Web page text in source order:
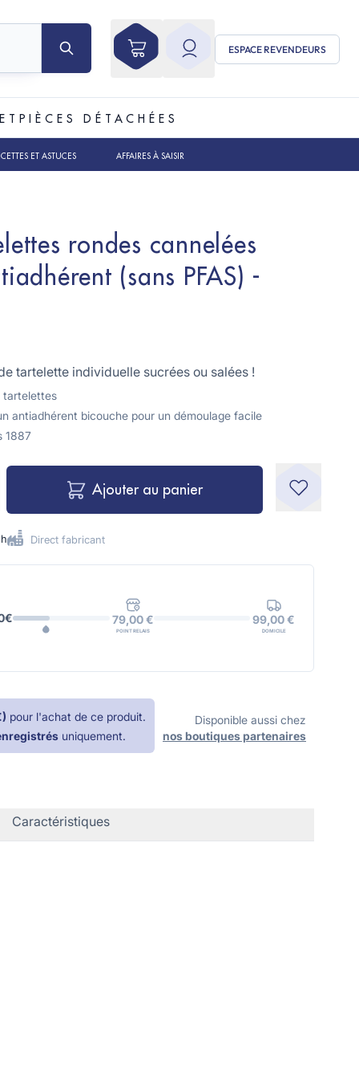
ESPACE REVENDEURS
PIÈCES DÉTACHÉES
ET ASTUCES AFFAIRES À SAISIR
rondes cannelées
(sans PFAS) -
tartelette individuelle sucrées ou salées !
tartelettes
antiadhérent bicouche pour un démoulage facile
1887
Ajouter au panier
Direct fabricant
79,00 €
POINT RELAIS
99,00 €
DOMICILE
) pour l'achat de ce produit.
uniquement.
Disponible aussi chez
nos boutiques partenaires
Caractéristiques